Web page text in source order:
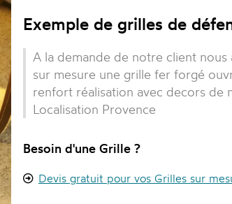
Exemple de grilles de
A la demande de notre client nous
sur mesure une grille fer forgé
renfort réalisation avec decors de
Localisation Provence
Besoin d'une Grille ?
Devis gratuit pour vos Grilles sur